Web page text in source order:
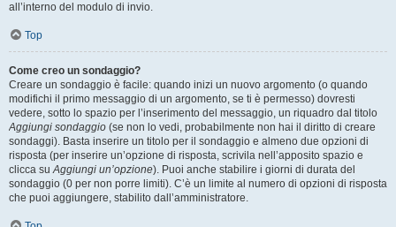
all’interno del modulo di invio.
Top
Come creo un sondaggio?
Creare un sondaggio è facile: quando inizi un nuovo argomento (o quando
modifichi il primo messaggio di un argomento, se ti è permesso) dovresti
vedere, sotto lo spazio per l’inserimento del messaggio, un riquadro dal titolo
Aggiungi sondaggio (se non lo vedi, probabilmente non hai il diritto di creare
sondaggi). Basta inserire un titolo per il sondaggio e almeno due opzioni di
risposta (per inserire un’opzione di risposta, scrivila nell’apposito spazio e
clicca suAggiungi un’opzione). Puoi anche stabilire i giorni di durata del
sondaggio (0 per non porre limiti). C’è un limite al numero di opzioni di risposta
che puoi aggiungere, stabilito dall’amministratore.